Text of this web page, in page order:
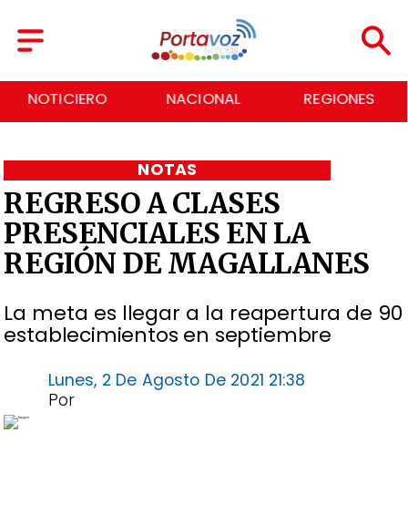
NOTICIERO NACIONAL REGIONES
REGRESO A CLASES
PRESENCIALES EN LA
REGIÓN DE MAGALLANES
La meta es llegar a la reapertura de 90
establecimientos en septiembre
NOTAS
Lunes, 2 De Agosto De 2021 21:38
Por